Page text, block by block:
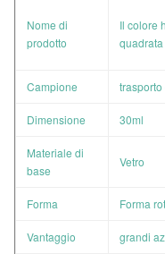
Nome di
prodotto
Il colore
Campione
Dimensione 30ml
Materiale di
base
Vetro
Forma Forma
Vantaggio grandi